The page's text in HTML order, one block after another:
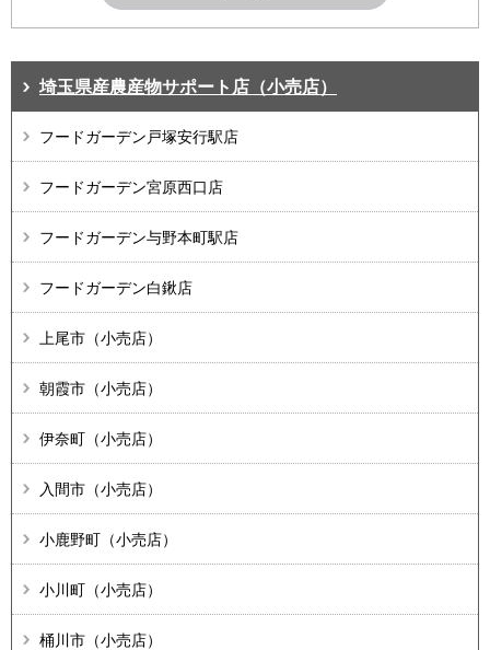
埼玉県産農産物サポート店（小売店）
フードガーデン戸塚安行駅店
フードガーデン宮原西口店
フードガーデン与野本町駅店
フードガーデン白鍬店
上尾市（小売店）
朝霞市（小売店）
伊奈町（小売店）
入間市（小売店）
小鹿野町（小売店）
小川町（小売店）
桶川市（小売店）